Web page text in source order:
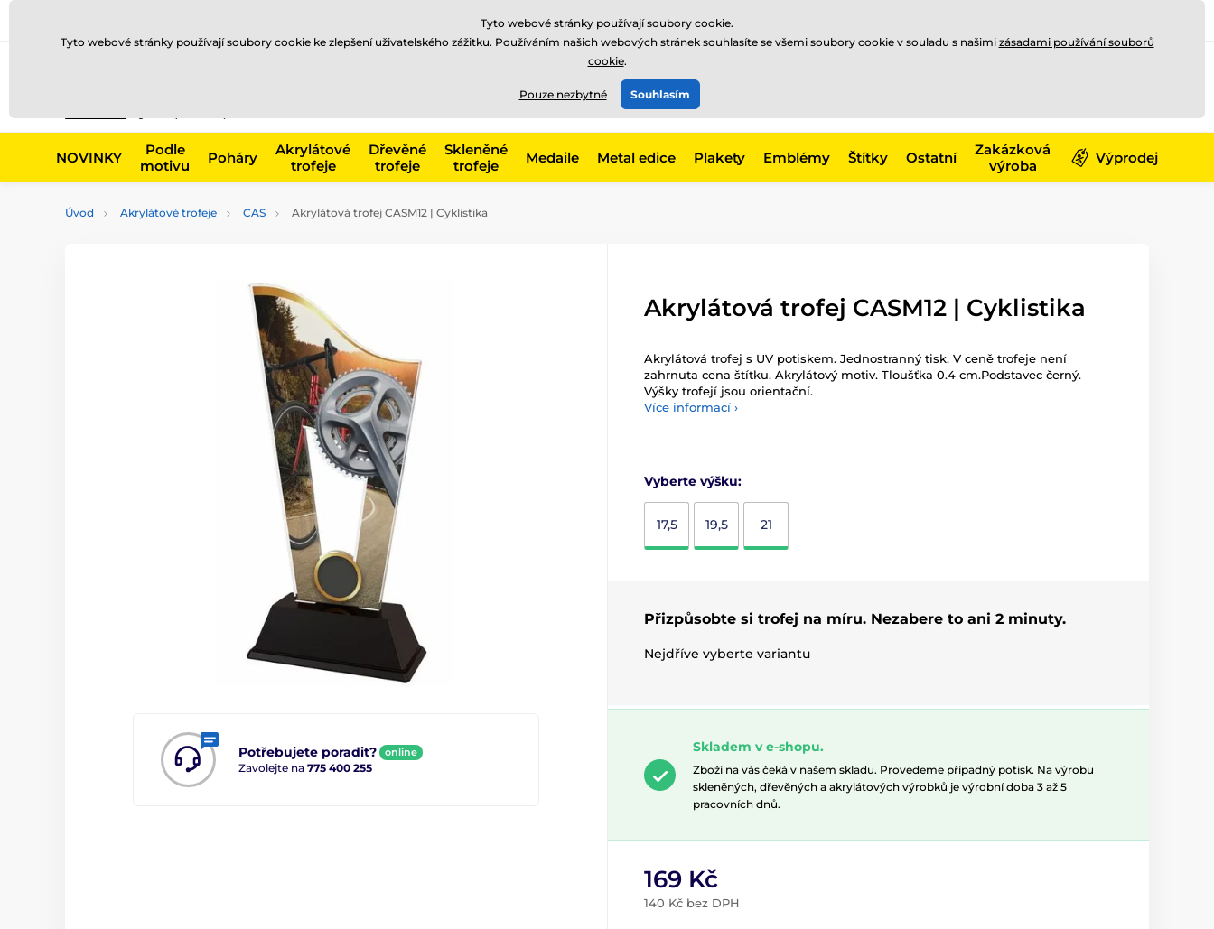
775 400 255
Zavolejte nám
NOVINKY
Podle
motivu
Poháry
Akrylátové
trofeje
Dřevěné
trofeje
Skleněné
trofeje
Medaile Metal edice Plakety Emblémy Štítky Ostatní
Zakázková
výroba
Výprodej
Úvod Akrylátové trofeje CAS Akrylátová trofej CASM12 | Cyklistika
Potřebujete poradit? online
Zavolejte na 775 400 255
Akrylátová trofej CASM12 | Cyklistika
Akrylátová trofej s UV potiskem. Jednostranný tisk. V ceně trofeje není
zahrnuta cena štítku. Akrylátový motiv. Tloušťka 0.4 cm.Podstavec černý.
Výšky trofejí jsou orientační.
Více informací ›
Vyberte výšku:
17,5 19,5 21
Přizpůsobte si trofej na míru. Nezabere to ani 2 minuty.
Nejdříve vyberte variantu
Skladem v e-shopu.
Zboží na vás čeká v našem skladu. Provedeme případný potisk. Na výrobu
skleněných, dřevěných a akrylátových výrobků je výrobní doba 3 až 5
pracovních dnů.
169 Kč
140 Kč bez DPH
Tyto webové stránky používají soubory cookie.
Tyto webové stránky používají soubory cookie ke zlepšení uživatelského zážitku. Používáním našich webových stránek souhlasíte se všemi soubory cookie v souladu s našimi zásadami používání souborů
cookie.
Pouze nezbytné Souhlasím